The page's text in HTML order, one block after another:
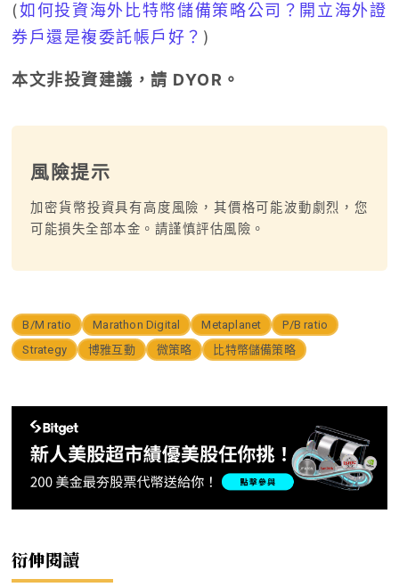
(如何投資海外比特幣儲備策略公司？開立海外證
券戶還是複委託帳戶好？ )
本文非投資建議，請 DYOR。
風險提示
加密貨幣投資具有高度風險，其價格可能波動劇烈，您
可能損失全部本金。請謹慎評估風險。
B/M ratio Marathon Digital Metaplanet
P/B ratio
Strategy
博雅互動 微策略 比特幣儲備策略
衍伸閱讀